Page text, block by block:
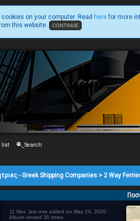
on your computer. Read here for more
this website.
list Search
- Greek Shipping Companies > 2 Way
11 files, last one added on May 24, 2020
Album viewed 35 times